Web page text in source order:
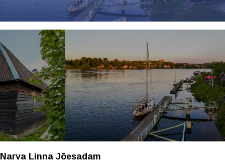
Narva Linna Jõesadam